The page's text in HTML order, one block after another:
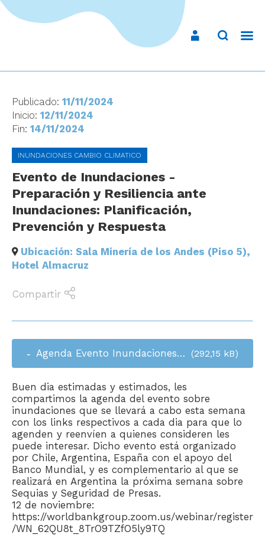
Publicado: 11/11/2024
Inicio: 12/11/2024
Fin: 14/11/2024
INUNDACIONES CAMBIO CLIMATICO
Evento de Inundaciones -
Preparación y Resiliencia ante
Inundaciones: Planificación,
Prevención y Respuesta
Ubicación: Sala Minería de los Andes (Piso 5),
Hotel Almacruz
Compartir
Agenda Evento Inundaciones_... (292,15 kB)
Buen dia estimadas y estimados, les
compartimos la agenda del evento sobre
inundaciones que se llevará a cabo esta semana
con los links respectivos a cada dia para que lo
agenden y reenvíen a quienes consideren les
puede interesar. Dicho evento está organizado
por Chile, Argentina, España con el apoyo del
Banco Mundial, y es complementario al que se
realizará en Argentina la próxima semana sobre
Sequias y Seguridad de Presas.
12 de noviembre:
https://worldbankgroup.zoom.us/webinar/register
/WN_62QU8t_8TrO9TZfO5ly9TQ